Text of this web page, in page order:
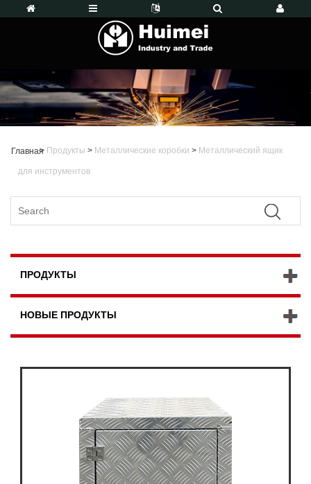
Главная
> Продукты > Металлические коробки > Металлический ящик
для инструментов
ПРОДУКТЫ
НОВЫЕ ПРОДУКТЫ